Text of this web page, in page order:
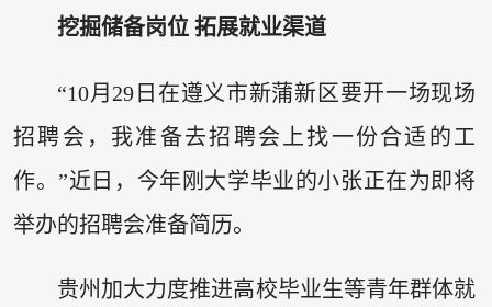
挖掘储备岗位 拓展就业渠道
“10月29日在遵义市新蒲新区要开一场现场
招聘会，我准备去招聘会上找一份合适的工
作。”近日，今年刚大学毕业的小张正在为即将
举办的招聘会准备简历。
贵州加大力度推进高校毕业生等青年群体就